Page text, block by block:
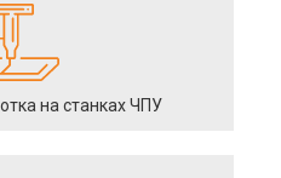
на станках ЧПУ